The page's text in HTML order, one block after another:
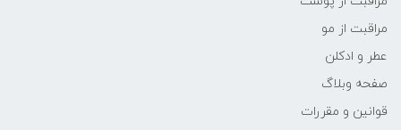
مراقبت از مو
عطر و ادکلن
صفحه وبلاگ
قوانین و مقررات